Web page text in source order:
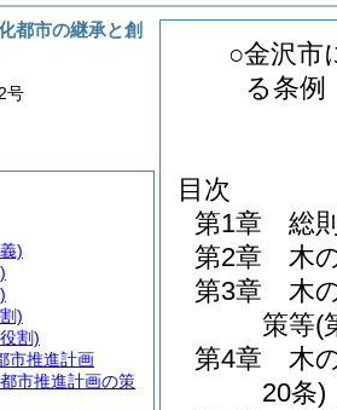
○金沢市
る条例
目次
第1章
総
第2章
木
第3章
木
策等(
第4章
木
20条)
都市の継承と創
号
)
)
割)
市推進計画
市推進計画の策